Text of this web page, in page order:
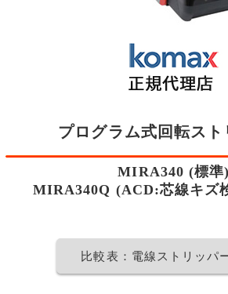
プログラム式回転スト
MIRA340 (標準)
MIRA340Q (ACD:芯線キズ
比較表：電線ストリッパ